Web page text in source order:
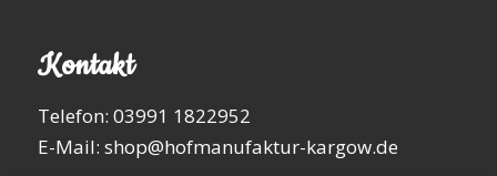
Kontakt
Telefon: 03991 1822952
E-Mail: shop@hofmanufaktur-kargow.de